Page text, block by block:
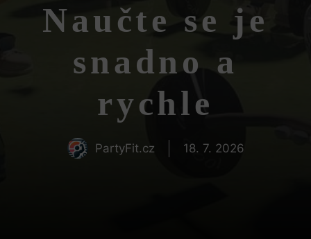
Naučte se je
snadno a
rychle
PartyFit.cz 18. 7. 2026